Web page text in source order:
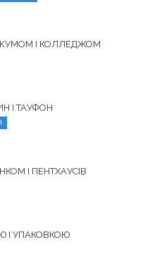
І КОЛЛЕДЖОМ
І ТАУФОН
І ПЕНТХАУСІВ
І УПАКОВКОЮ